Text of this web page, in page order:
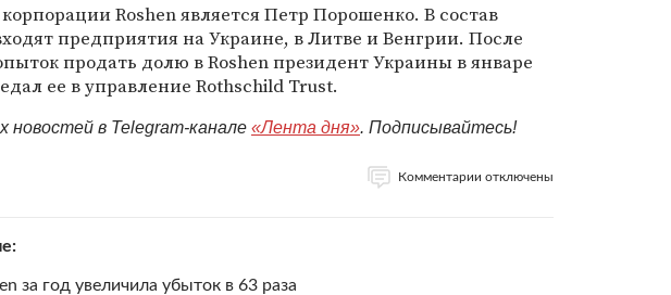
Roshen является Петр Порошенко. В состав
предприятия на Украине, в Литве и Венгрии. После
продать долю в Roshen президент Украины в январе
ее в управление Rothschild Trust.
новостей в Telegram-канале «Лента дня». Подписывайтесь!
Комментарии отключены
за год увеличила убыток в 63 раза